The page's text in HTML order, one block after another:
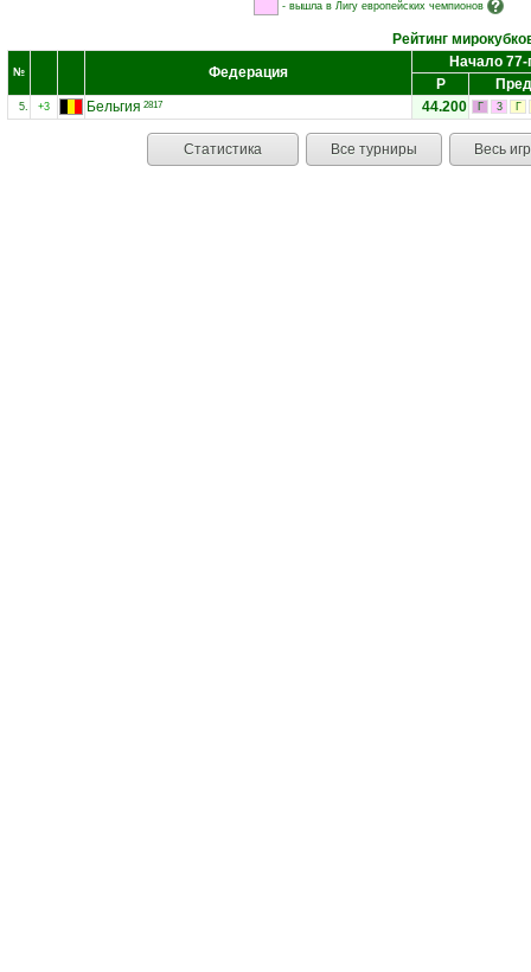
- вышла в Лигу европейских чемпионов
Рейтинг
№ Федерация
Начало 77-
Р
5. +3 Бельгия 2817 44.200 Г 3 Г
Статистика Все турниры Весь